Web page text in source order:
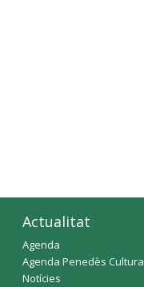
Actualitat
Agenda
Agenda Penedès Cultura
Notícies